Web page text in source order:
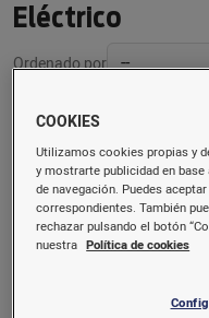
Eléctrico
Ordenado por
COOKIES
Utilizamos cookies propias y
y mostrarte publicidad en
de navegación. Puedes
correspondientes. También
rechazar pulsando el botón
nuestra Política de cookies